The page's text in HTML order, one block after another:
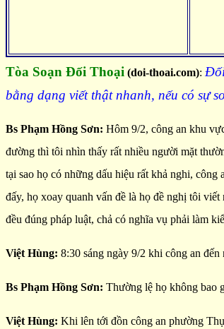
Tòa Soạn Đối Thoại (doi-thoai.com):
bằng dạng viết thật nhanh, nếu có sự
Bs Phạm Hồng Sơn: Hôm 9/2, công an khu
đường thì tôi nhìn thấy rất nhiều người mặt
tại sao họ có những dấu hiệu rất khả nghi,
đấy, họ xoay quanh vấn đề là họ đề nghị tôi
đều đúng pháp luật, chả có nghĩa vụ phải làm
Việt Hùng: 8:30 sáng ngày 9/2 khi công an
Bs Phạm Hồng Sơn: Thường lệ họ không bao
Việt Hùng: Khi lên tới đồn công an phường